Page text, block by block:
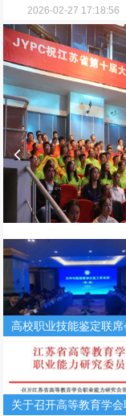
2026-02-27 17:18:56
JYPC五十篇两会
2026-02-27 17:18:56
JYPC重磅宣布：
2026-02-25 15:09:36
高校职业技能鉴定联
（第二期）
关于召开高等教育学会